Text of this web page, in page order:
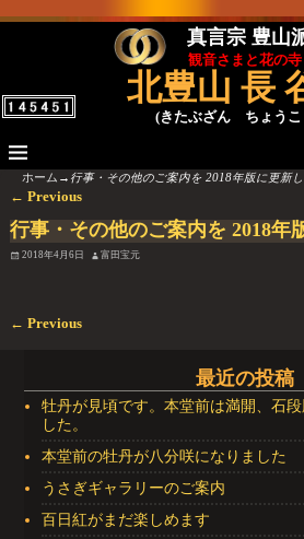
真言宗 豊山
観音さまと花の寺
北豊山 長
(きたぶざん ちょうこ
ホーム → 行事・その他のご案内を 2018年版に更新し
投稿ナビゲーション
← Previous
行事・その他のご案内を 2018年
2018年4月6日 富田宝元
← Previous
最近の投稿
牡丹が見頃です。本堂前は満開、石
した。
本堂前の牡丹が八分咲になりました
うさぎギャラリーのご案内
百日紅がまだ楽しめます